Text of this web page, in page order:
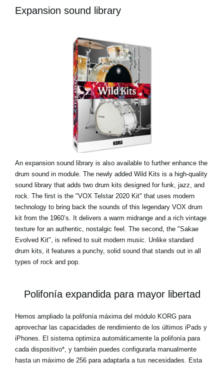
Expansion sound library
An expansion sound library is also available to further enhance the
drum sound in module. The newly added Wild Kits is a high-quality
sound library that adds two drum kits designed for funk, jazz, and
rock. The first is the "VOX Telstar 2020 Kit" that uses modern
technology to bring back the sounds of this legendary VOX drum
kit from the 1960’s. It delivers a warm midrange and a rich vintage
texture for an authentic, nostalgic feel. The second, the "Sakae
Evolved Kit", is refined to suit modern music. Unlike standard
drum kits, it features a punchy, solid sound that stands out in all
types of rock and pop.
Polifonía expandida para mayor libertad
Hemos ampliado la polifonía máxima del módulo KORG para
aprovechar las capacidades de rendimiento de los últimos iPads y
iPhones. El sistema optimiza automáticamente la polifonía para
cada dispositivo*, y también puedes configurarla manualmente
hasta un máximo de 256 para adaptarla a tus necesidades. Esta